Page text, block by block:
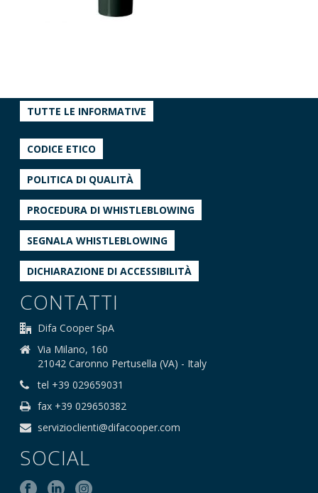
TUTTE LE INFORMATIVE
CODICE ETICO
POLITICA DI QUALITÀ
PROCEDURA DI WHISTLEBLOWING
SEGNALA WHISTLEBLOWING
DICHIARAZIONE DI ACCESSIBILITÀ
CONTATTI
Difa Cooper SpA
Via Milano, 160
21042 Caronno Pertusella (VA) - Italy
tel +39 029659031
fax +39 029650382
servizioclienti@difacooper.com
SOCIAL